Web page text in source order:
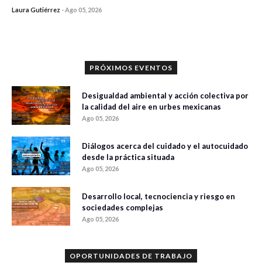
Laura Gutiérrez -Ago 05, 2026
PRÓXIMOS EVENTOS
Desigualdad ambiental y acción colectiva por
la calidad del aire en urbes mexicanas
Ago 05, 2026
Diálogos acerca del cuidado y el autocuidado
desde la práctica situada
Ago 05, 2026
Desarrollo local, tecnociencia y riesgo en
sociedades complejas
Ago 05, 2026
OPORTUNIDADES DE TRABAJO